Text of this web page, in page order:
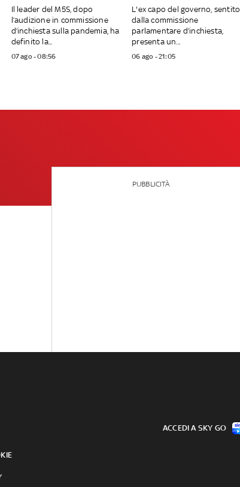
Il leader del M5S, dopo
l’audizione in commissione
d’inchiesta sulla pandemia, ha
definito la...
07 ago - 08:56
L'ex capo del governo, sentito
dalla commissione
parlamentare d’inchiesta,
presenta un...
06 ago - 21:05
PUBBLICITÀ
ACCEDI A SKY GO